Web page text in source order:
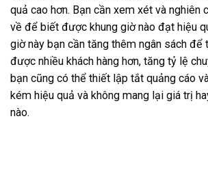
quả cao hơn. Bạn cần xem xét và nghiên
về để biết được khung giờ nào đạt hiệu
giờ này bạn cần tăng thêm ngân sách để
được nhiều khách hàng hơn, tăng tỷ lệ
bạn cũng có thể thiết lập tắt quảng cáo
kém hiệu quả và không mang lại giá trị
nào.